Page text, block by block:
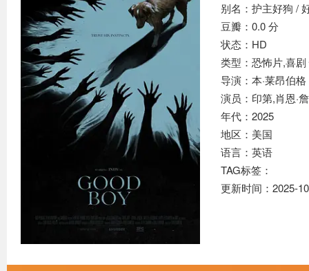
别名：护主好狗 /
豆瓣：0.0 分
状态：HD
类型：恐怖片,喜剧
导演：本·莱昂伯格
演员：印第,肖恩·
年代：2025
地区：美国
语言：英语
TAG标签：
更新时间：2025-